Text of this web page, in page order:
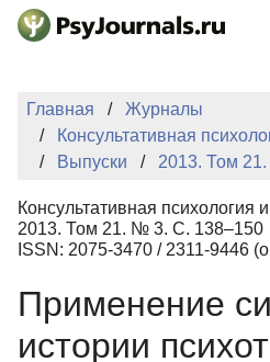
Перейти к основному
КЛЮЧЕВЫЕ
Регистрация
Главная
Журналы
Консультативная
Выпуски
2013. Том
Консультативная психология
2013. Том 21. № 3. С. 138–150
ISSN: 2075-3470 / 2311-9446
Применение
истории